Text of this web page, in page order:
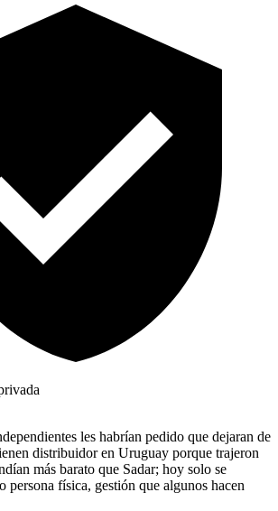
les habrían pedido que dejaran de
distribuidor en Uruguay porque trajeron
más barato que Sadar; hoy solo se
persona física, gestión que algunos hacen